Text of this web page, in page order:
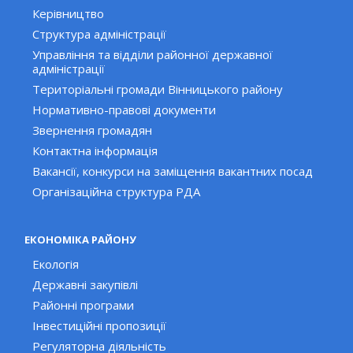
Керівництво
Структура адміністрації
Управління та відділи районної державної
адміністрації
Територіальні громади Вінницького району
Нормативно-правові документи
Звернення громадян
Контактна інформація
Вакансії, конкурси на заміщення вакантних посад
Організаційна структура РДА
ЕКОНОМІКА РАЙОНУ
Екологія
Державні закупівлі
Районні програми
Інвестиційні пропозиції
Регуляторна діяльність